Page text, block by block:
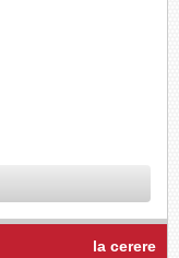
la cerere